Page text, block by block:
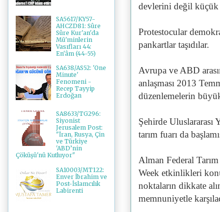
devlerini değil
Protestocular
pankartlar taşıdılar.
Avrupa ve ABD
anlaşması 2013
düzenlemelerin
Şehirde Uluslararası
tarım fuarı da
Alman Federal
Week etkinlikleri
noktaların dikkate
memnuniyetle
SA5617/KY57-
AHCZD81: Sûre
Sûre Kur'an'da
Mü'minlerin
Vasıfları 44:
En'âm (44-55)
SA638/AS52: 'One
Minute'
Fenomeni -
Recep Tayyip
Erdoğan
SA8633/TG296:
Siyonist
Jerusalem Post:
"İran, Rusya, Çin
ve Türkiye
'ABD’nin
Çöküşü'nü Kutluyor"
SA10003/MT122:
Enver İbrahim ve
Post-İslamcılık
Labirenti